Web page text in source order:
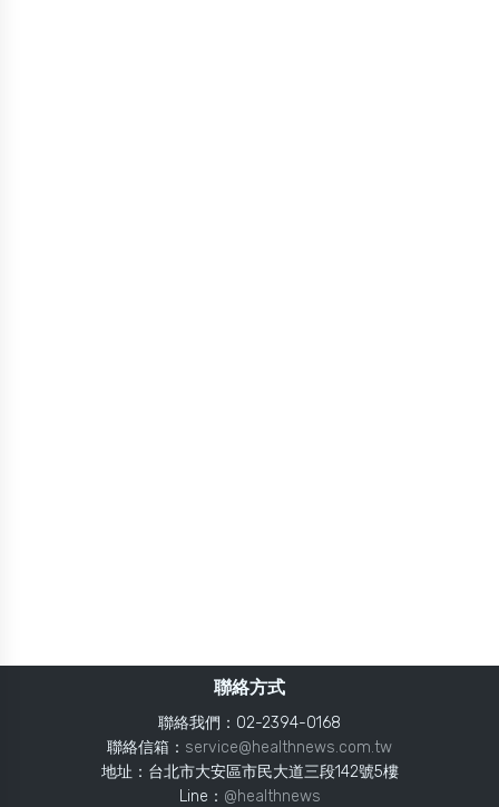
聯絡方式
聯絡我們：02-2394-0168
聯絡信箱： service@healthnews.com.tw
地址：台北市大安區市民大道三段142號5樓
Line： @healthnews